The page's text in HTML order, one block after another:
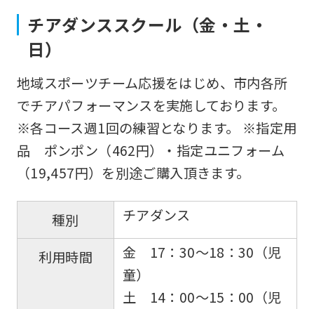
チアダンススクール（金・土・
日）
地域スポーツチーム応援をはじめ、市内各所
でチアパフォーマンスを実施しております。
※各コース週1回の練習となります。 ※指定用
品 ポンポン（462円）・指定ユニフォーム
（19,457円）を別途ご購入頂きます。
種別 チアダンス
利用時間
金 17：30～18：30（児
童）
土 14：00～15：00（児
For
foreigners
Sports